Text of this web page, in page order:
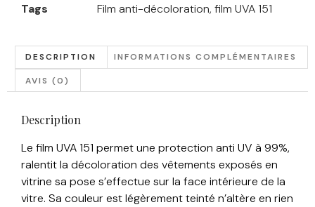
Tags
Film anti-décoloration, film UVA 151
DESCRIPTION INFORMATIONS COMPLÉMENTAIRES
AVIS (0)
Description
Le film UVA 151 permet une protection anti UV à 99%,
ralentit la décoloration des vêtements exposés en
vitrine sa pose s’effectue sur la face intérieure de la
vitre. Sa couleur est légèrement teinté n’altère en rien